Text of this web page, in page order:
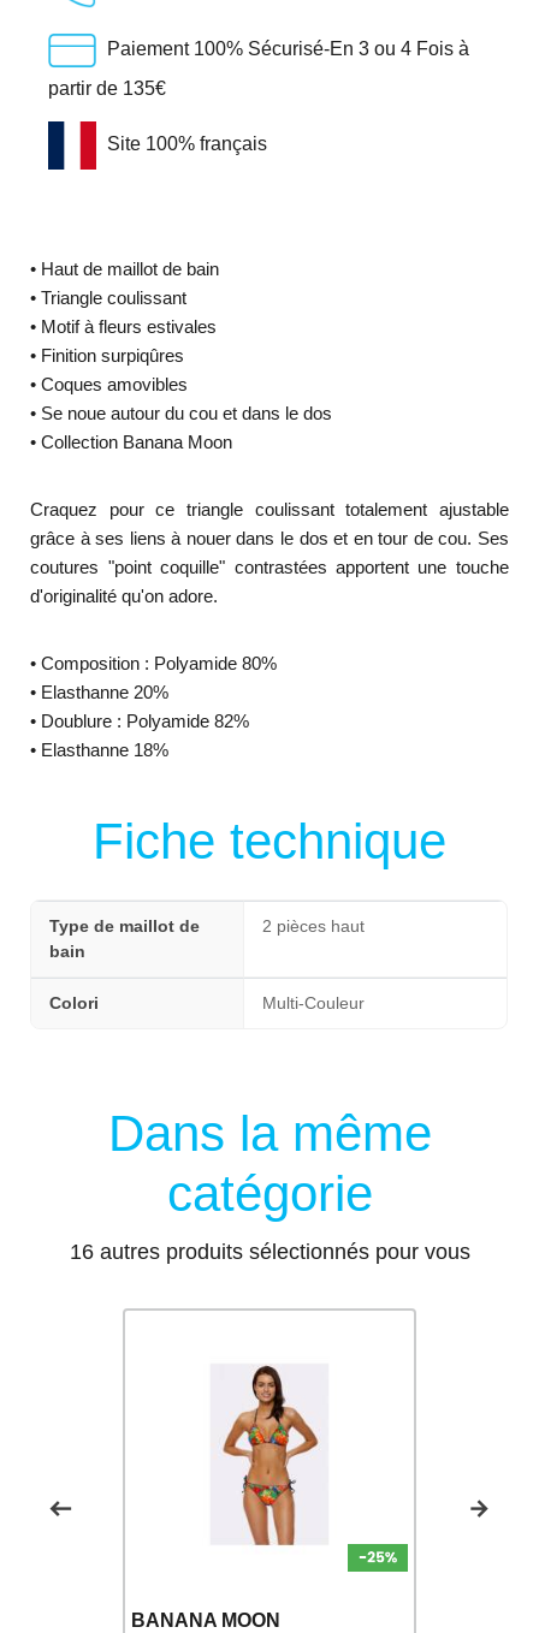
Paiement 100% Sécurisé-En 3 ou 4 Fois à
partir de 135€
Site 100% français
• Haut de maillot de bain
• Triangle coulissant
• Motif à fleurs estivales
• Finition surpiqûres
• Coques amovibles
• Se noue autour du cou et dans le dos
• Collection Banana Moon
Craquez pour ce triangle coulissant totalement ajustable
grâce à ses liens à nouer dans le dos et en tour de cou. Ses
coutures "point coquille" contrastées apportent une touche
d'originalité qu'on adore.
• Composition : Polyamide 80%
• Elasthanne 20%
• Doublure : Polyamide 82%
• Elasthanne 18%
Fiche technique
Type de maillot de
bain
2 pièces haut
Colori Multi-Couleur
Dans la même
catégorie
16 autres produits sélectionnés pour vous
BANANA MOON